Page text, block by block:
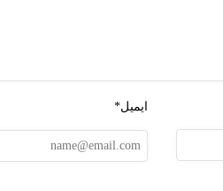
ایمیل*